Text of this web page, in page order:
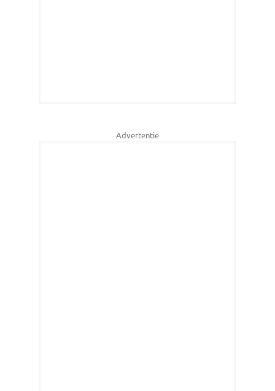
Advertentie